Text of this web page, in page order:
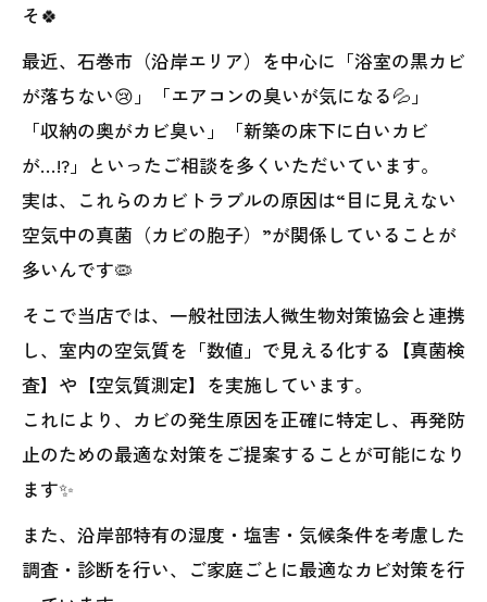
そ🍀
最近、石巻市（沿岸エリア）を中心に「浴室の黒カビ
が落ちない😢」「エアコンの臭いが気になる💦」
「収納の奥がカビ臭い」「新築の床下に白いカビ
が…!?」といったご相談を多くいただいています。
実は、これらのカビトラブルの原因は“目に見えない
空気中の真菌（カビの胞子）”が関係していることが
多いんです🦠
そこで当店では、一般社団法人微生物対策協会と連携
し、室内の空気質を「数値」で見える化する【真菌検
査】や【空気質測定】を実施しています。
これにより、カビの発生原因を正確に特定し、再発防
止のための最適な対策をご提案することが可能になり
ます✨
また、沿岸部特有の湿度・塩害・気候条件を考慮した
調査・診断を行い、ご家庭ごとに最適なカビ対策を行